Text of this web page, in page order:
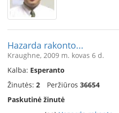
Hazarda rakonto...
Kraughne, 2009 m. kovas 6 d.
Kalba: Esperanto
Žinutės: 2 Peržiūros 36654
Paskutinė žinutė